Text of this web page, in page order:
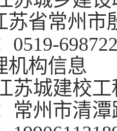
苏省常州市
0519-
机构信息
苏城建校
州市清潭